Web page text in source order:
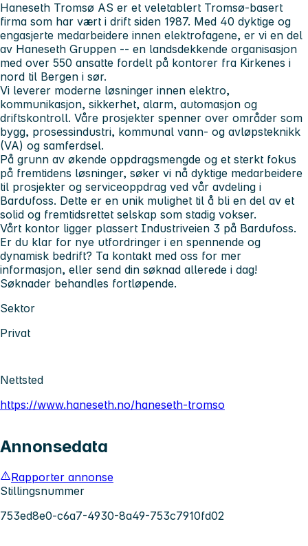
Haneseth Tromsø AS er et veletablert Tromsø-basert
firma som har vært i drift siden 1987. Med 40 dyktige og
engasjerte medarbeidere innen elektrofagene, er vi en del
av Haneseth Gruppen -- en landsdekkende organisasjon
med over 550 ansatte fordelt på kontorer fra Kirkenes i
nord til Bergen i sør.
Vi leverer moderne løsninger innen elektro,
kommunikasjon, sikkerhet, alarm, automasjon og
driftskontroll. Våre prosjekter spenner over områder som
bygg, prosessindustri, kommunal vann- og avløpsteknikk
(VA) og samferdsel.
På grunn av økende oppdragsmengde og et sterkt fokus
på fremtidens løsninger, søker vi nå dyktige medarbeidere
til prosjekter og serviceoppdrag ved vår avdeling i
Bardufoss. Dette er en unik mulighet til å bli en del av et
solid og fremtidsrettet selskap som stadig vokser.
Vårt kontor ligger plassert Industriveien 3 på Bardufoss.
Er du klar for nye utfordringer i en spennende og
dynamisk bedrift? Ta kontakt med oss for mer
informasjon, eller send din søknad allerede i dag!
Søknader behandles fortløpende.
Sektor
Privat
Nettsted
https://www.haneseth.no/haneseth-tromso
Annonsedata
Rapporter annonse
Stillingsnummer
753ed8e0-c6a7-4930-8a49-753c7910fd02